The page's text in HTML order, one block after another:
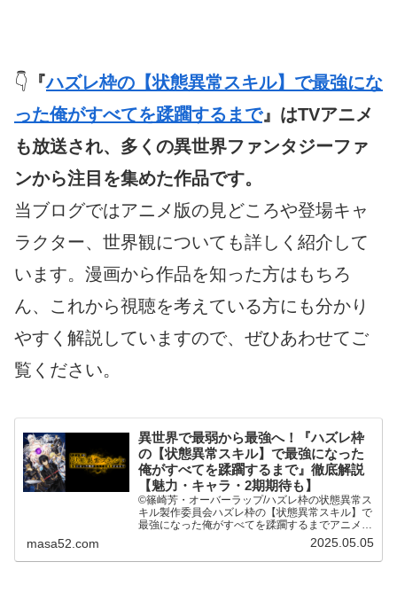
👇 『ハズレ枠の【状態異常スキル】で最強にな
った俺がすべてを蹂躙するまで』はTVアニメ
も放送され、多くの異世界ファンタジーファ
ンから注目を集めた作品です。
当ブログではアニメ版の見どころや登場キャ
ラクター、世界観についても詳しく紹介して
います。漫画から作品を知った方はもちろ
ん、これから視聴を考えている方にも分かり
やすく解説していますので、ぜひあわせてご
覧ください。
異世界で最弱から最強へ！『ハズレ枠
の【状態異常スキル】で最強になった
俺がすべてを蹂躙するまで』徹底解説
【魅力・キャラ・2期期待も】
©篠崎芳・オーバーラップ/ハズレ枠の状態異常ス
キル製作委員会ハズレ枠の【状態異常スキル】で
最強になった俺がすべてを蹂躙するまでアニメ・
エンタメ見放題！14日間無料！【DMMプレミア
ム（DMM TV）】(adsbygoogle=window....
masa52.com 2025.05.05